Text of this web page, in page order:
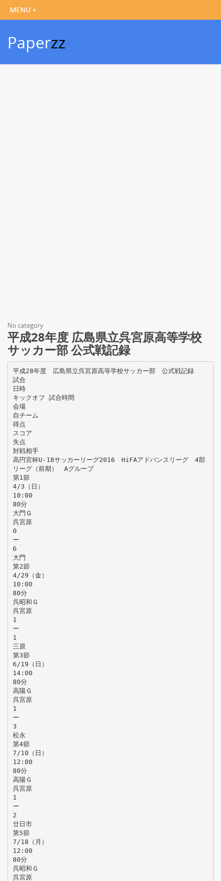
Paperzz
No category
平成28年度 広島県立呉宮原高等学校
サッカー部 公式戦記録
平成28年度 広島県立呉宮原高等学校サッカー部 公式戦記録
試合
日時
キックオフ 試合時間
会場
自チーム
得点
スコア
失点
対戦相手
高円宮杯U-18サッカーリーグ2016 HiFAアドバンスリーグ 4部
リーグ（前期） Aグループ
第1節
4/3（日）
10:00
80分
大門Ｇ
呉宮原
0
ー
6
大門
第2節
4/29（金）
10:00
80分
呉昭和Ｇ
呉宮原
1
ー
1
三原
第3節
6/19（日）
14:00
80分
高陽Ｇ
呉宮原
1
ー
3
松永
第4節
7/10（日）
12:00
80分
高陽Ｇ
呉宮原
1
ー
2
廿日市
第5節
7/18（月）
12:00
80分
呉昭和Ｇ
呉宮原